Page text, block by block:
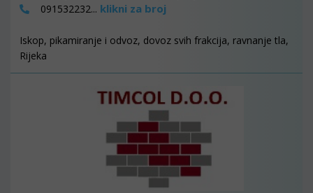
091532232... klikni za broj
Iskop, pikamiranje i odvoz, dovoz svih frakcija, ravnanje tla,
Rijeka